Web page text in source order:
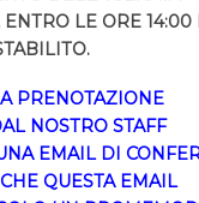
ENTRO LE ORE 14:00
PRENOTAZIONE
NOSTRO STAFF
EMAIL DI
QUESTA EMAIL